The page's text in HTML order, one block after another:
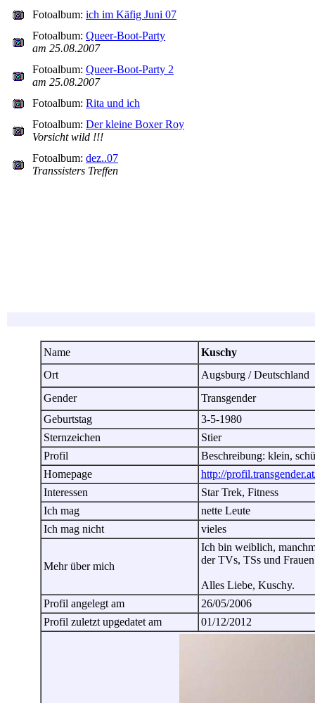
Fotoalbum: ich im Käfig Juni 07
Fotoalbum: Queer-Boot-Party
am 25.08.2007
Fotoalbum: Queer-Boot-Party 2
am 25.08.2007
Fotoalbum: Rita und ich
Fotoalbum: Der kleine Boxer Roy
Vorsicht wild !!!
Fotoalbum: dez..07
Transsisters Treffen
Name
Kuschy
Ort
Augsburg / Deutschland
Gender
Transgender
Geburtstag
3-5-1980
Sternzeichen
Stier
Profil
Beschreibung: klein,
Homepage
http://
Interessen
Star Trek, Fitness
Ich mag
nette Leute
Ich mag nicht
vieles
Mehr über mich
Ich bin weiblich,
der TVs, TSs und
Alles Liebe, Kuschy.
Profil angelegt am
26/05/2006
Profil zuletzt upgedatet am
01/12/2012